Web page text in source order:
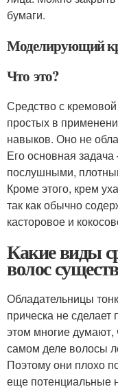
бумаги.
Моделирующий
Что это?
Средство с
простых в
навыков. Оно не
Его основная
послушными,
Кроме этого, крем
так как обычно
касторовое и
Какие виды
волос
Обладательницы
прическа не
этом многие думают,
самом деле волосы
Поэтому они плохо
еще потенциальные